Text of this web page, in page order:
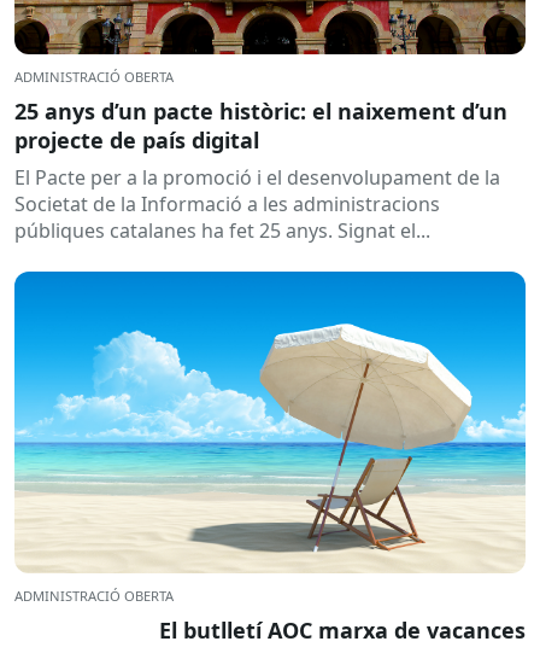
ADMINISTRACIÓ OBERTA
25 anys d’un pacte històric: el naixement d’un
projecte de país digital
El Pacte per a la promoció i el desenvolupament de la
Societat de la Informació a les administracions
públiques catalanes ha fet 25 anys. Signat el...
ADMINISTRACIÓ OBERTA
El butlletí AOC marxa de vacances